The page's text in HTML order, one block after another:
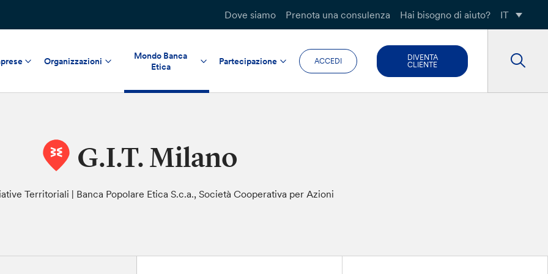
Dove siamo Prenota una consulenza Hai bisogno di aiuto? IT
Organizzazioni
Mondo Banca
Etica
Partecipazione ACCEDI
DIVENTA
CLIENTE
G.I.T. Milano
Territoriali | Banca Popolare Etica S.c.a., Società Cooperativa per Azioni